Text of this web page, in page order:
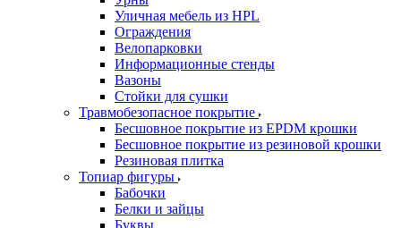
Уличная мебель из HPL
Ограждения
Велопарковки
Информационные стенды
Вазоны
Стойки для сушки
Травмобезопасное покрытие
Бесшовное покрытие из EPDM крошки
Бесшовное покрытие из резиновой крошки
Резиновая плитка
Топиар фигуры
Бабочки
Белки и зайцы
Буквы